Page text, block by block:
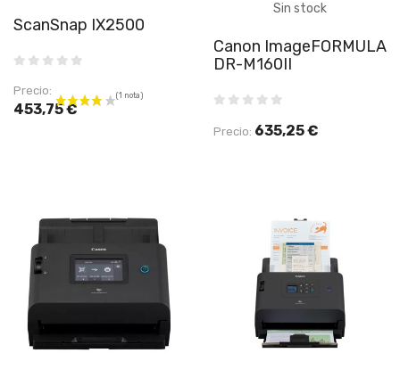
ScanSnap IX2500
Precio:
453,75 €
Sin stock
Canon ImageFORMULA
DR-M160II
Precio: 635,25 €